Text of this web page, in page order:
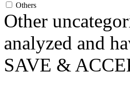
Others
Other
analyzed and
SAVE &